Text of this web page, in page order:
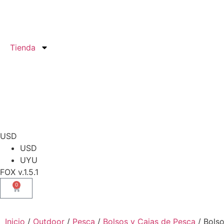
Tienda
USD
USD
UYU
FOX v.1.5.1
0
Inicio / Outdoor / Pesca / Bolsos y Cajas de Pesca /